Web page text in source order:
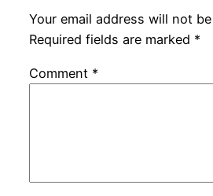
Your email address will not
Required fields are marked *
Comment *